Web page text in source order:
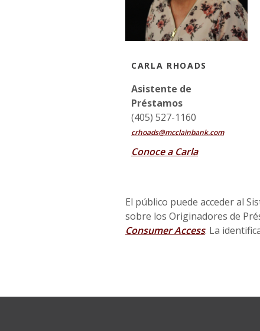
CARLA RHOADS
Asistente de
Préstamos
(405) 527-1160
crhoads@mcclainbank.com
Conoce a Carla
El público puede acceder al
sobre los Originadores de
Consumer Access(Opens in a
. La